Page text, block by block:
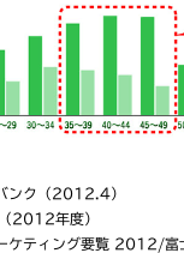
ンク（2012.4）
2012年度）
ケティング要覧 2012/富